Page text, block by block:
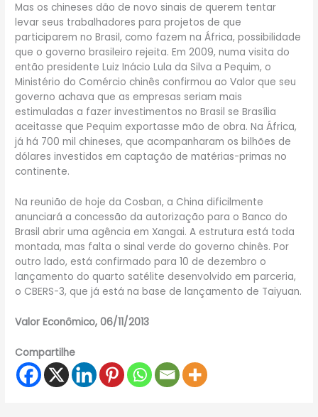
Mas os chineses dão de novo sinais de querem tentar
levar seus trabalhadores para projetos de que
participarem no Brasil, como fazem na África, possibilidade
que o governo brasileiro rejeita. Em 2009, numa visita do
então presidente Luiz Inácio Lula da Silva a Pequim, o
Ministério do Comércio chinês confirmou ao Valor que seu
governo achava que as empresas seriam mais
estimuladas a fazer investimentos no Brasil se Brasília
aceitasse que Pequim exportasse mão de obra. Na África,
já há 700 mil chineses, que acompanharam os bilhões de
dólares investidos em captação de matérias-primas no
continente.
Na reunião de hoje da Cosban, a China dificilmente
anunciará a concessão da autorização para o Banco do
Brasil abrir uma agência em Xangai. A estrutura está toda
montada, mas falta o sinal verde do governo chinês. Por
outro lado, está confirmado para 10 de dezembro o
lançamento do quarto satélite desenvolvido em parceria,
o CBERS-3, que já está na base de lançamento de Taiyuan.
Valor Econômico, 06/11/2013
Compartilhe